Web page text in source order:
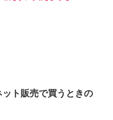
ト販売で買うときの